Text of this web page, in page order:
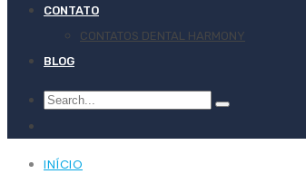
CONTATO
CONTATOS DENTAL HARMONY
BLOG
INÍCIO